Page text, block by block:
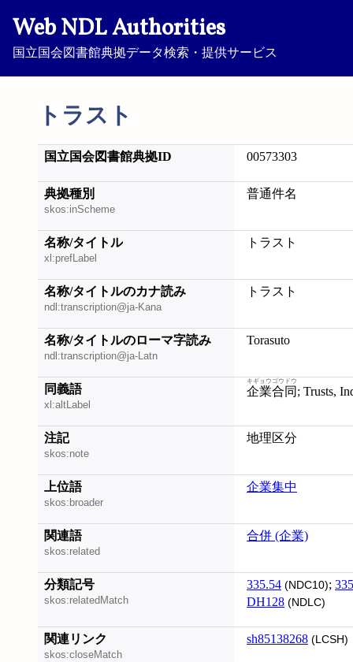
Web NDL Authorities
国立国会図書館典拠データ検索・提供サービス
トラスト
国立国会図書館典拠ID 00573303
典拠種別
skos:inScheme
普通件名
名称/タイトル
xl:prefLabel
トラスト
名称/タイトルのカナ読み
ndl:transcription@ja-Kana
トラスト
名称/タイトルのローマ字読み
ndl:transcription@ja-Latn
Torasuto
同義語
xl:altLabel
企業合同
キギョウゴウドウ
; Trusts,
注記
skos:note
地理区分
上位語
skos:broader
企業集中
関連語
skos:related
合併 (企業)
分類記号
skos:relatedMatch
335.54 (NDC10);
DH128 (NDLC)
関連リンク
skos:closeMatch
sh85138268 (LCSH)